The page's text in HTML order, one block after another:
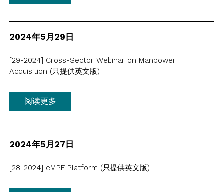
2024年5月29日
[29-2024] Cross-Sector Webinar on Manpower
Acquisition (只提供英文版)
阅读更多
2024年5月27日
[28-2024] eMPF Platform (只提供英文版)